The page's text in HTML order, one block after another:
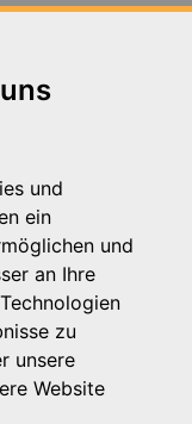
und
ein
und
an Ihre
zu
unsere
Website